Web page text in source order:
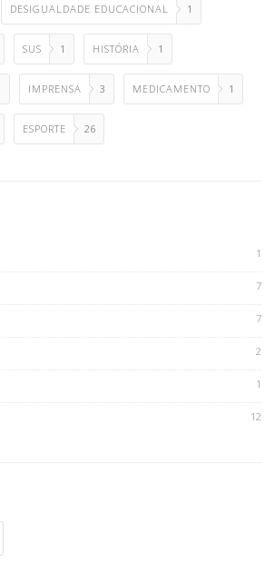
DESIGUALDADE EDUCACIONAL 1
SUS 1 HISTÓRIA 1
IMPRENSA 3 MEDICAMENTO 1
ESPORTE 26
1
7
7
2
1
12